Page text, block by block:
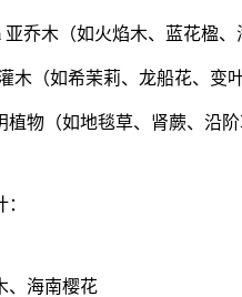
亚乔木（如火焰木、蓝花楹、
木（如希茉莉、龙船花、变叶
植物（如地毯草、肾蕨、沿阶
、海南樱花